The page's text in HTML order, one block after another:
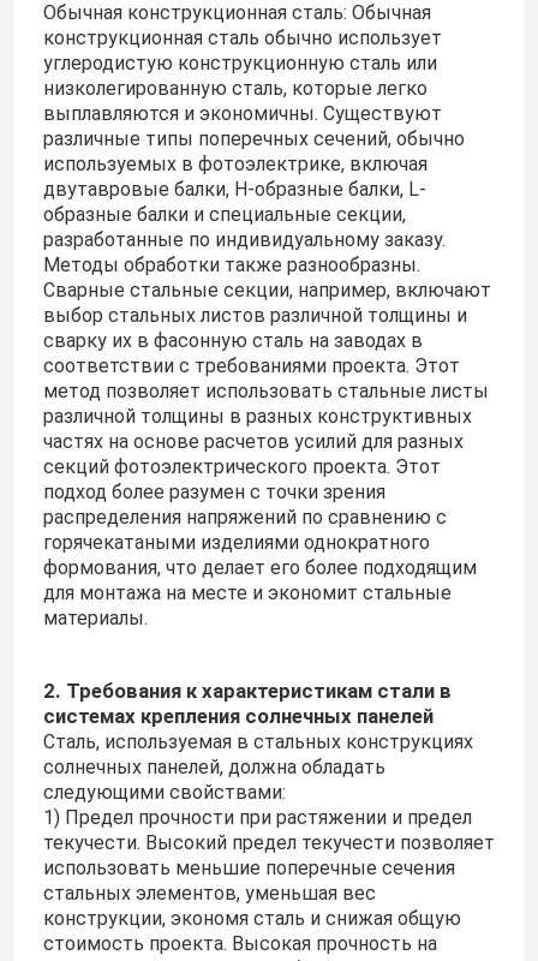
Дом
Продукты
Видео
О нас
Путешествие фабрики
Свяжитесь мы
Спросите цитату
Система установки панели солнечных батарей
Кронштейны панели солнечных батарей
Обычная конструкционная сталь: Обычная
конструкционная сталь обычно использует
углеродистую конструкционную сталь или
низколегированную сталь, которые легко
выплавляются и экономичны. Существуют
различные типы поперечных сечений, обычно
используемых в фотоэлектрике, включая
двутавровые балки, Н-образные балки, L-
образные балки и специальные секции,
разработанные по индивидуальному заказу.
Методы обработки также разнообразны.
Сварные стальные секции, например, включают
выбор стальных листов различной толщины и
сварку их в фасонную сталь на заводах в
соответствии с требованиями проекта. Этот
метод позволяет использовать стальные листы
различной толщины в разных конструктивных
частях на основе расчетов усилий для разных
секций фотоэлектрического проекта. Этот
подход более разумен с точки зрения
распределения напряжений по сравнению с
горячекатаными изделиями однократного
формования, что делает его более подходящим
для монтажа на месте и экономит стальные
материалы.
2. Требования к характеристикам стали в
системах крепления солнечных панелей
Сталь, используемая в стальных конструкциях
солнечных панелей, должна обладать
следующими свойствами:
1) Предел прочности при растяжении и предел
текучести. Высокий предел текучести позволяет
использовать меньшие поперечные сечения
стальных элементов, уменьшая вес
конструкции, экономя сталь и снижая общую
стоимость проекта. Высокая прочность на